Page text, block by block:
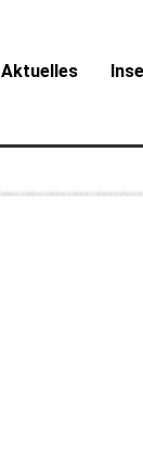
Aktuelles